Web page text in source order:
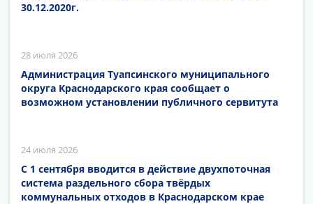
30.12.2020г.
28 июля 2026
Администрация Туапсинского муниципального
округа Краснодарского края сообщает о
возможном установлении публичного сервитута
24 июля 2026
С 1 сентября вводится в действие двухпоточная
система раздельного сбора твёрдых
коммунальных отходов в Краснодарском крае